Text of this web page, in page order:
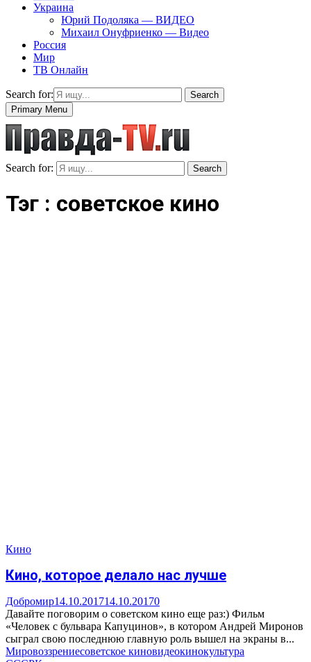
Украина
Юрий Подоляка — ВИДЕО
Михаил Онуфриенко — Видео
Россия
Мир
ТВ Онлайн
Search for:
Search
Primary Menu
Search for: Search
Тэг : советское кино
Кино
Кино, которое делало нас лучше
Добромир14.10.201714.10.20170
Давайте поговорим о советском кино еще раз:) Фильм
«Человек с бульвара Капуцинов», в котором Андрей Миронов
сыграл свою последнюю главную роль вышел на экраны в...
Мировоззрениесоветское киновидеокинокультура